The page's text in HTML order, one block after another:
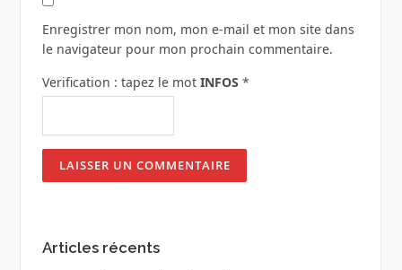
Enregistrer mon nom, mon e-mail et mon site dans
le navigateur pour mon prochain commentaire.
Verification : tapez le mot INFOS *
Articles récents